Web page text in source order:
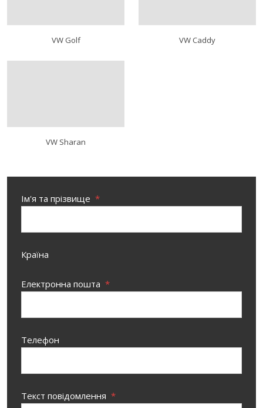
VW Golf VW Caddy
VW Sharan
Ім'я та прізвище *
Країна
Електронна пошта *
Телефон
Текст повідомлення *